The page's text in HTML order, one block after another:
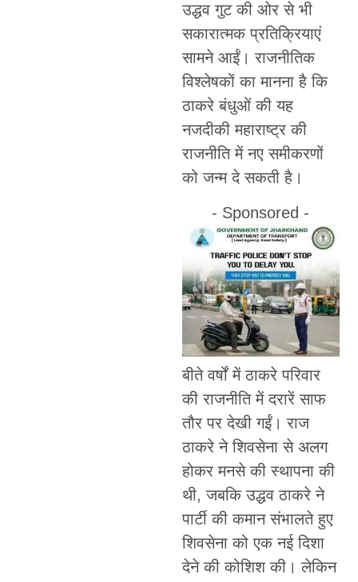
उद्धव गुट की ओर से भी
सकारात्मक प्रतिक्रियाएं
सामने आईं। राजनीतिक
विश्लेषकों का मानना है कि
ठाकरे बंधुओं की यह
नजदीकी महाराष्ट्र की
राजनीति में नए समीकरणों
को जन्म दे सकती है।
- Sponsored -
बीते वर्षों में ठाकरे परिवार
की राजनीति में दरारें साफ
तौर पर देखी गईं। राज
ठाकरे ने शिवसेना से अलग
होकर मनसे की स्थापना की
थी, जबकि उद्धव ठाकरे ने
पार्टी की कमान संभालते हुए
शिवसेना को एक नई दिशा
देने की कोशिश की। लेकिन